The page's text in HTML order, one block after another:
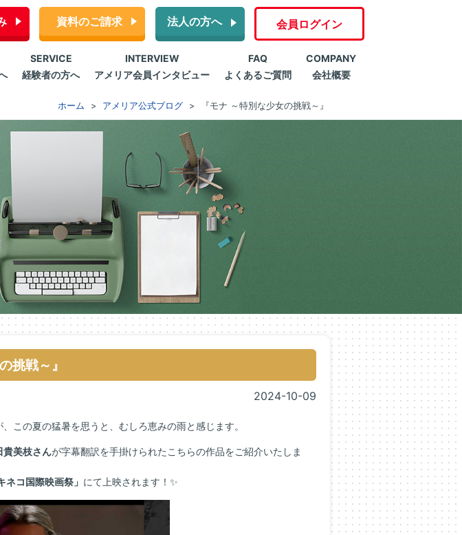
資料のご請求 法人の方へ 会員ログイン
SERVICE
経験者の方へ
INTERVIEW
アメリア会員インタビュー
FAQ
よくあるご質問
COMPANY
会社概要
ホーム アメリア公式ブログ 『モナ ～特別な少女の挑戦～』
挑戦～』
2024-10-09
この夏の猛暑を思うと、むしろ恵みの雨と感じます。
貴美枝さんが字幕翻訳を手掛けられたこちらの作品をご紹介いたしま
ネコ国際映画祭」 にて上映されます！✨